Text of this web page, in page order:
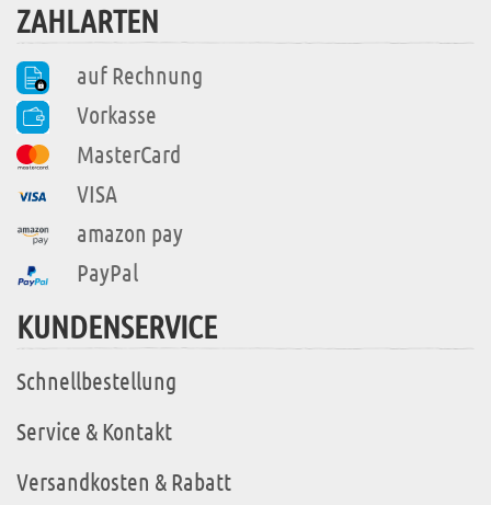
ZAHLARTEN
auf Rechnung
Vorkasse
MasterCard
VISA
amazon pay
PayPal
KUNDENSERVICE
Schnellbestellung
Service & Kontakt
Versandkosten & Rabatt